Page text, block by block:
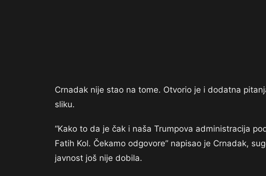
Crnadak nije stao na tome. Otvorio je i dodatna
sliku.
“Kako to da je čak i naša Trumpova administracija
Fatih Kol. Čekamo odgovore” napisao je Crnadak,
javnost još nije dobila.